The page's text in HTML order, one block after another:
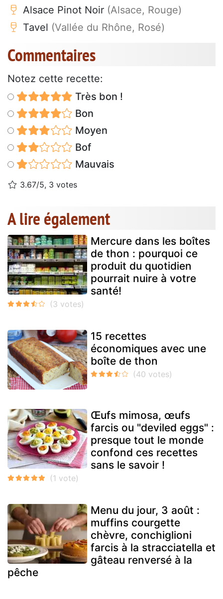
Alsace Pinot Noir (Alsace, Rouge)
Tavel (Vallée du Rhône, Rosé)
Commentaires
Notez cette recette:
Très bon !
Bon
Moyen
Bof
Mauvais
3.67/5, 3 votes
A lire également
Mercure dans les boîtes
de thon : pourquoi ce
produit du quotidien
pourrait nuire à votre
santé!
15 recettes
économiques avec une
boîte de thon
Œufs mimosa, œufs
farcis ou "deviled eggs" :
presque tout le monde
confond ces recettes
sans le savoir !
Menu du jour, 3 août :
muffins courgette
chèvre, conchiglioni
farcis à la stracciatella et
gâteau renversé à la
pêche